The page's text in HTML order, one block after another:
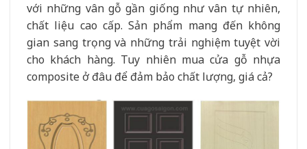
với những vân gỗ gần giống như vân tự nhiên,
chất liệu cao cấp. Sản phẩm mang đến không
gian sang trọng và những trải nghiệm tuyệt vời
cho khách hàng. Tuy nhiên mua cửa gỗ nhựa
composite ở đâu để đảm bảo chất lượng, giá cả?